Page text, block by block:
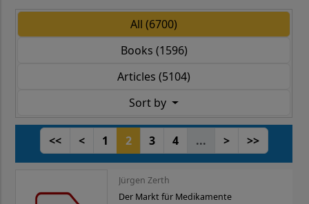
All (6700)
Books (1596)
Articles (5104)
Sort by
<< < 1 2 3 4 ... > >>
Jürgen Zerth
Der Markt für Medikamente